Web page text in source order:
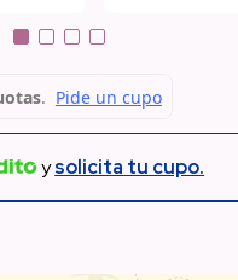
ysolicita tu cupo.